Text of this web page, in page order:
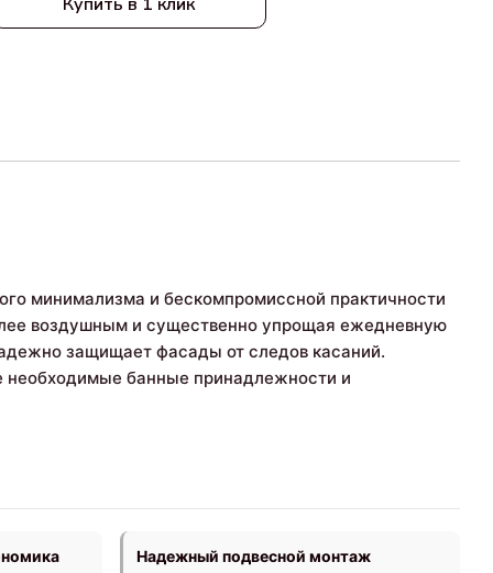
минимализма и бескомпромиссной практичности
воздушным и существенно упрощая ежедневную
защищает фасады от следов касаний.
необходимые банные принадлежности и
Надежный подвесной монтаж